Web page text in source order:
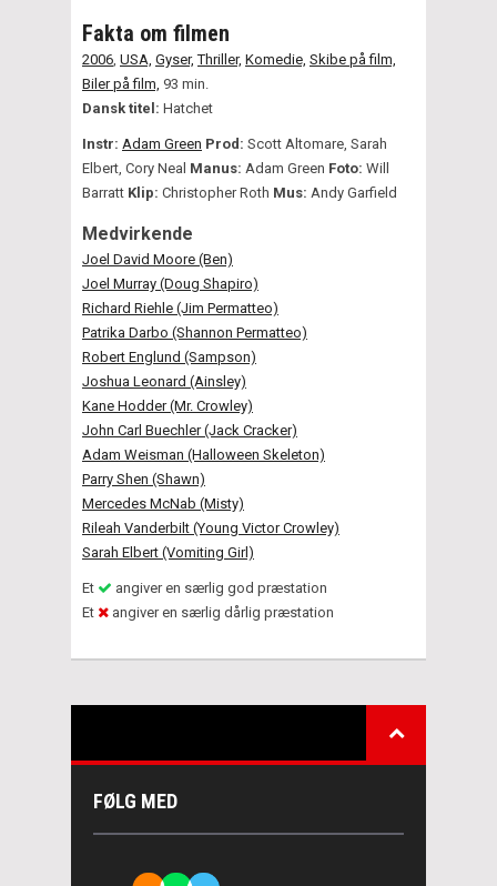
Fakta om filmen
2006 USA, Gyser, Thriller, Komedie, Skibe på film,
Biler på film, 93 min.
Dansk titel: Hatchet
Instr: Adam Green Prod: Scott Altomare, Sarah
Elbert, Cory Neal Manus: Adam Green Foto: Will
Barratt Klip: Christopher Roth Mus: Andy Garfield
Medvirkende
Joel David Moore (Ben)
Joel Murray (Doug Shapiro)
Richard Riehle (Jim Permatteo)
Patrika Darbo (Shannon Permatteo)
Robert Englund (Sampson)
Joshua Leonard (Ainsley)
Kane Hodder (Mr. Crowley)
John Carl Buechler (Jack Cracker)
Adam Weisman (Halloween Skeleton)
Parry Shen (Shawn)
Mercedes McNab (Misty)
Rileah Vanderbilt (Young Victor Crowley)
Sarah Elbert (Vomiting Girl)
Et
angiver en særlig god præstation
Et
angiver en særlig dårlig præstation
FØLG MED